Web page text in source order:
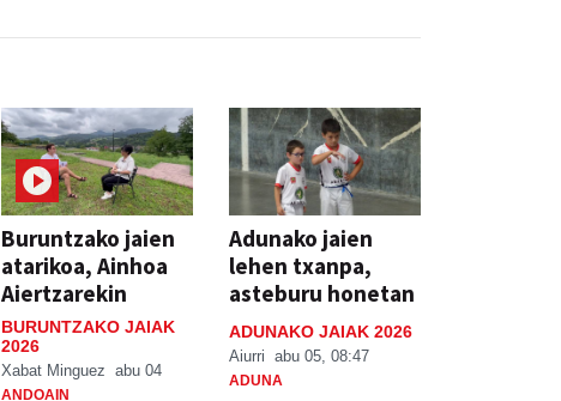
Buruntzako jaien
atarikoa, Ainhoa
Aiertzarekin
BURUNTZAKO JAIAK
2026
Xabat Minguez abu 04
ANDOAIN
Adunako jaien
lehen txanpa,
asteburu honetan
ADUNAKO JAIAK 2026
Aiurri abu 05, 08:47
ADUNA